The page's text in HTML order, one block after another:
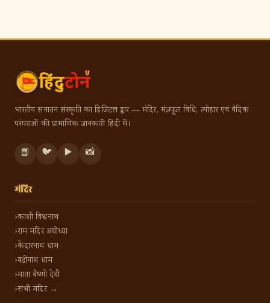
भारतीय सनातन संस्कृति का डिजिटल द्वार — मंदिर, मंत्र, पूजा विधि, त्योहार एवं वैदिक
परंपराओं की प्रामाणिक जानकारी हिंदी में।
📘 🐦 ▶️ 📸
मंदिर
काशी विश्वनाथ
राम मंदिर अयोध्या
केदारनाथ धाम
बद्रीनाथ धाम
माता वैष्णो देवी
सभी मंदिर →